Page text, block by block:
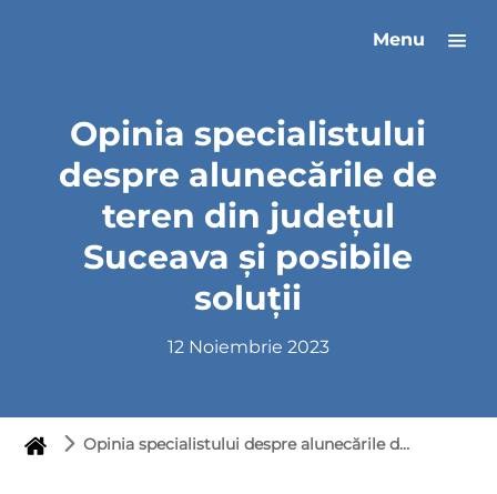
Menu
Opinia specialistului
despre alunecările de
teren din județul
Suceava și posibile
soluții
12 Noiembrie 2023
Opinia specialistului despre alunecările de teren din județul Suceava și posibile soluții